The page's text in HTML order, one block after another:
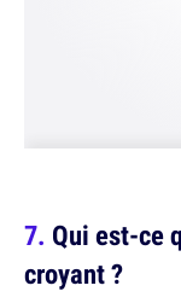
Qui est-ce
croyant ?